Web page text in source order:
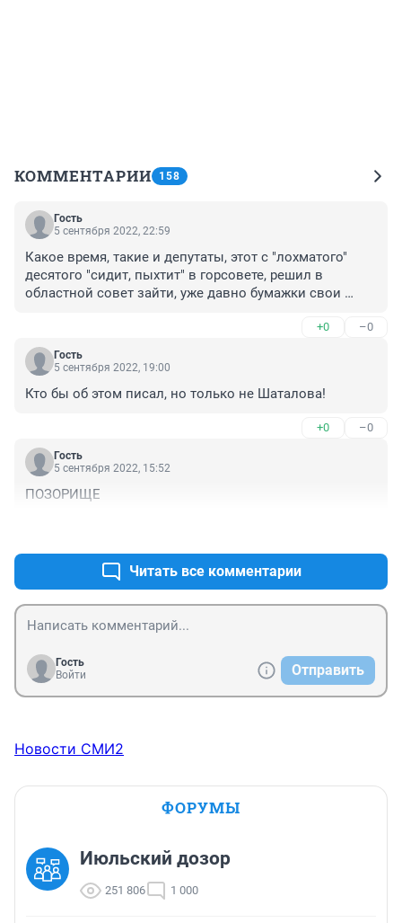
КОММЕНТАРИИ 158
Гость
5 сентября 2022, 22:59
Какое время, такие и депутаты, этот с "лохматого"
десятого "сидит, пыхтит" в горсовете, решил в
областной совет зайти, уже давно бумажки свои
читает, Большой вопрос. Тоша, это ли не новость?
+0 –0
Гость
5 сентября 2022, 19:00
Кто бы об этом писал, но только не Шаталова!
+0 –0
Гость
5 сентября 2022, 15:52
ПОЗОРИЩЕ
Читать все комментарии
Гость
Войти
Отправить
Новости СМИ2
ФОРУМЫ
Июльский дозор
251 806 1 000